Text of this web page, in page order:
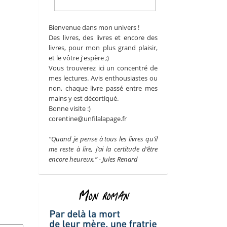
Bienvenue dans mon univers !
Des livres, des livres et encore des
livres, pour mon plus grand plaisir,
et le vôtre j'espère ;)
Vous trouverez ici un concentré de
mes lectures. Avis enthousiastes ou
non, chaque livre passé entre mes
mains y est décortiqué.
Bonne visite :)
corentine@unfilalapage.fr
“Quand je pense à tous les livres qu’il
me reste à lire, j’ai la certitude d’être
encore heureux.” - Jules Renard
Mon roman